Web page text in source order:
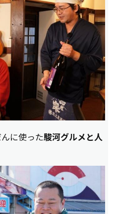
に使った駿河グルメと人